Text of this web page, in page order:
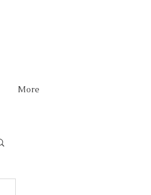
More